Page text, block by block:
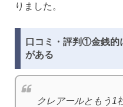
りました。
口コミ・評判①金銭的
がある
クレアールともう1